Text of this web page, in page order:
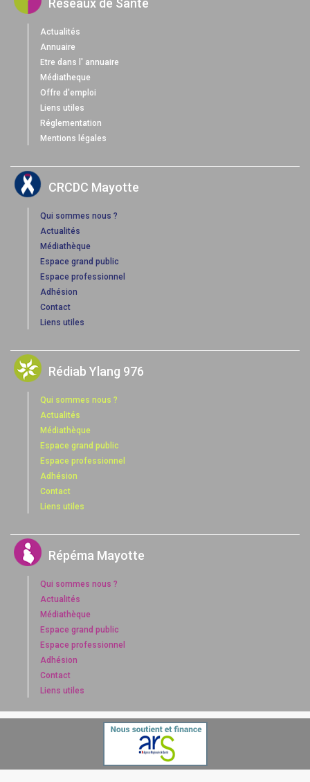
Réseaux de Santé
Actualités
Annuaire
Etre dans l' annuaire
Médiatheque
Offre d'emploi
Liens utiles
Réglementation
Mentions légales
CRCDC Mayotte
Qui sommes nous ?
Actualités
Médiathèque
Espace grand public
Espace professionnel
Adhésion
Contact
Liens utiles
Rédiab Ylang 976
Qui sommes nous ?
Actualités
Médiathèque
Espace grand public
Espace professionnel
Adhésion
Contact
Liens utiles
Répéma Mayotte
Qui sommes nous ?
Actualités
Médiathèque
Espace grand public
Espace professionnel
Adhésion
Contact
Liens utiles